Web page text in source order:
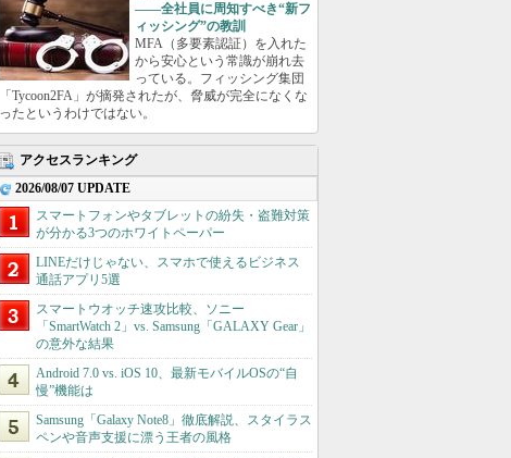
――全社員に周知すべき“新フ
ィッシング”の教訓
MFA（多要素認証）を入れた
から安心という常識が崩れ去
っている。フィッシング集団
「Tycoon2FA」が摘発されたが、脅威が完全になくな
ったというわけではない。
アクセスランキング
2026/08/07 UPDATE
スマートフォンやタブレットの紛失・盗難対策
が分かる3つのホワイトペーパー
LINEだけじゃない、スマホで使えるビジネス
通話アプリ5選
スマートウオッチ速攻比較、ソニー
「SmartWatch 2」vs. Samsung「GALAXY Gear」
の意外な結果
Android 7.0 vs. iOS 10、最新モバイルOSの“自
慢”機能は
Samsung「Galaxy Note8」徹底解説、スタイラス
ペンや音声支援に漂う王者の風格